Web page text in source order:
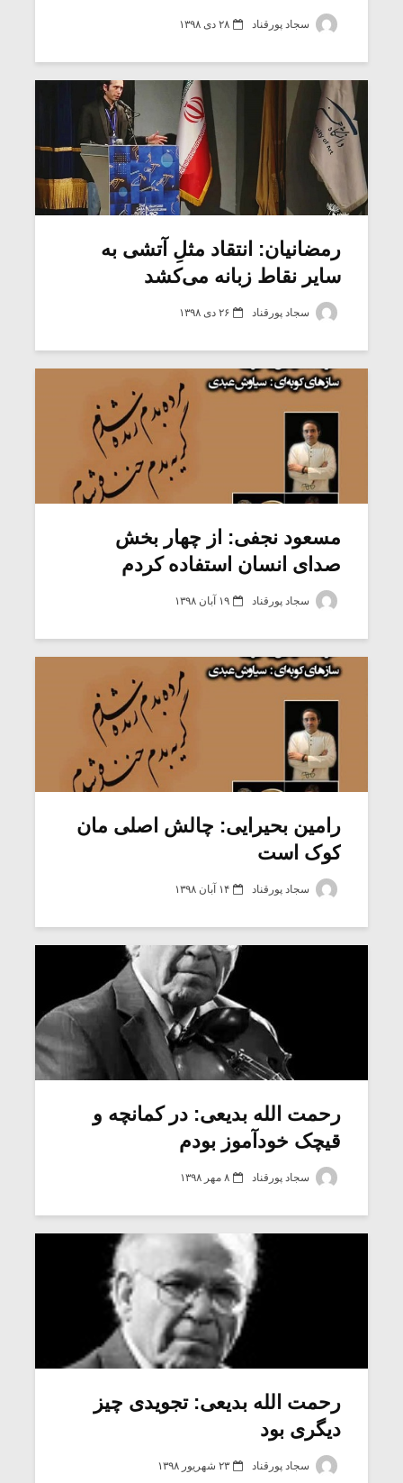
سجاد پورقناد ۲۸ دی ۱۳۹۸
رمضانیان: انتقاد مثلِ آتشی به
سایر نقاط زبانه می‌کشد
سجاد پورقناد ۲۶ دی ۱۳۹۸
مسعود نجفی: از چهار بخش
صدای انسان استفاده کردم
سجاد پورقناد ۱۹ آبان ۱۳۹۸
رامین بحیرایی: چالش اصلی مان
کوک است
سجاد پورقناد ۱۴ آبان ۱۳۹۸
رحمت الله بدیعی: در کمانچه و
قیچک خودآموز بودم
سجاد پورقناد ۸ مهر ۱۳۹۸
رحمت الله بدیعی: تجویدی چیز
دیگری بود
سجاد پورقناد ۲۳ شهریور ۱۳۹۸